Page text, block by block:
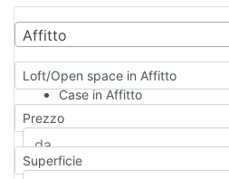
Affitto
Loft/Open space in Affitto
Case in Affitto
Qualsiasi
Appartamento
Casa indipendente
Casa Semi-indipendente
Prezzo
Superficie